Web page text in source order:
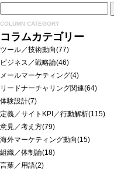
COLUMN CATEGORY
コラムカテゴリー
ツール／技術動向(77)
ビジネス／戦略論(46)
メールマーケティング(4)
リードナーチャリング関連(64)
体験設計(7)
定義／サイトKPI／行動解析(115)
意見／考え方(79)
海外マーケティング動向(15)
組織／体制論(18)
言葉／用語(2)